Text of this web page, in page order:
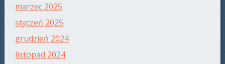
marzec 2025
styczeń 2025
grudzień 2024
listopad 2024